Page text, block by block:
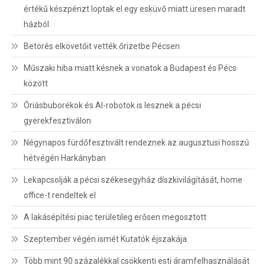
értékű készpénzt loptak el egy esküvő miatt üresen maradt
házból
Betörés elkövetőit vették őrizetbe Pécsen
Műszaki hiba miatt késnek a vonatok a Budapest és Pécs
között
Óriásbuborékok és AI-robotok is lesznek a pécsi
gyerekfesztiválon
Négynapos fürdőfesztivált rendeznek az augusztusi hosszú
hétvégén Harkányban
Lekapcsolják a pécsi székesegyház díszkivilágítását, home
office-t rendeltek el
A lakásépítési piac területileg erősen megosztott
Szeptember végén ismét Kutatók éjszakája
Több mint 90 százalékkal csökkenti esti áramfelhasználását